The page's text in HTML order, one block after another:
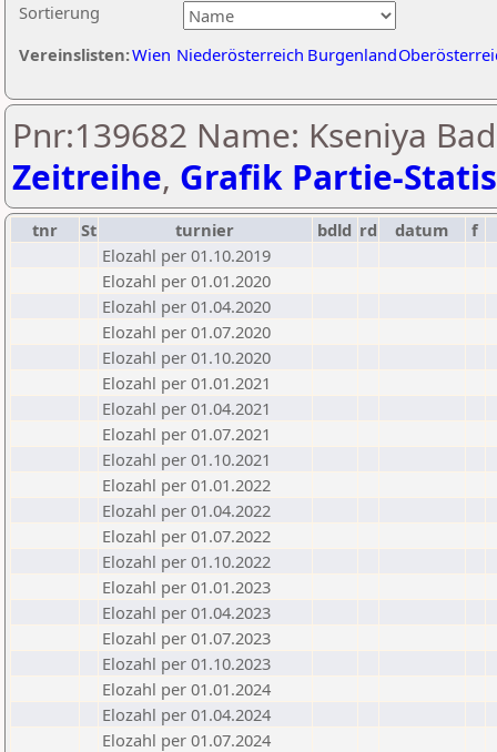
Sortierung
Vereinslisten:Wien Niederösterreich Burgenland
Pnr:139682 Name: Kseniya
Zeitreihe, Grafik Partie-
tnr St turnier bdld rd datum
f
Elozahl per 01.10.2019
Elozahl per 01.01.2020
Elozahl per 01.04.2020
Elozahl per 01.07.2020
Elozahl per 01.10.2020
Elozahl per 01.01.2021
Elozahl per 01.04.2021
Elozahl per 01.07.2021
Elozahl per 01.10.2021
Elozahl per 01.01.2022
Elozahl per 01.04.2022
Elozahl per 01.07.2022
Elozahl per 01.10.2022
Elozahl per 01.01.2023
Elozahl per 01.04.2023
Elozahl per 01.07.2023
Elozahl per 01.10.2023
Elozahl per 01.01.2024
Elozahl per 01.04.2024
Elozahl per 01.07.2024